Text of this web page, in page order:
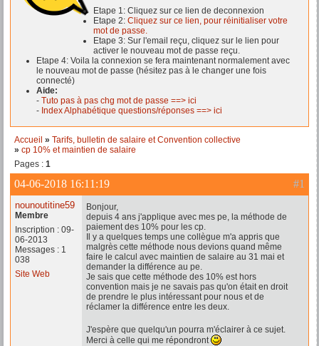
Etape 1: Cliquez sur ce lien de deconnexion
Etape 2: Cliquez sur ce lien, pour réinitialiser votre
mot de passe.
Etape 3: Sur l'email reçu, cliquez sur le lien pour
activer le nouveau mot de passe reçu.
Etape 4: Voila la connexion se fera maintenant normalement avec
le nouveau mot de passe (hésitez pas à le changer une fois
connecté)
Aide:
- Tuto pas à pas chg mot de passe ==> ici
- Index Alphabétique questions/réponses ==> ici
Accueil » Tarifs, bulletin de salaire et Convention collective
» cp 10% et maintien de salaire
Pages : 1
#1
04-06-2018 16:11:19
nounoutitine59
Membre
Inscription : 09-
06-2013
Messages : 1
038
Site Web
Bonjour,
depuis 4 ans j'applique avec mes pe, la méthode de
paiement des 10% pour les cp.
Il y a quelques temps une collègue m'a appris que
malgrès cette méthode nous devions quand même
faire le calcul avec maintien de salaire au 31 mai et
demander la différence au pe.
Je sais que cette méthode des 10% est hors
convention mais je ne savais pas qu'on était en droit
de prendre le plus intéressant pour nous et de
réclamer la différence entre les deux.
J'espère que quelqu'un pourra m'éclairer à ce sujet.
Merci à celle qui me répondront